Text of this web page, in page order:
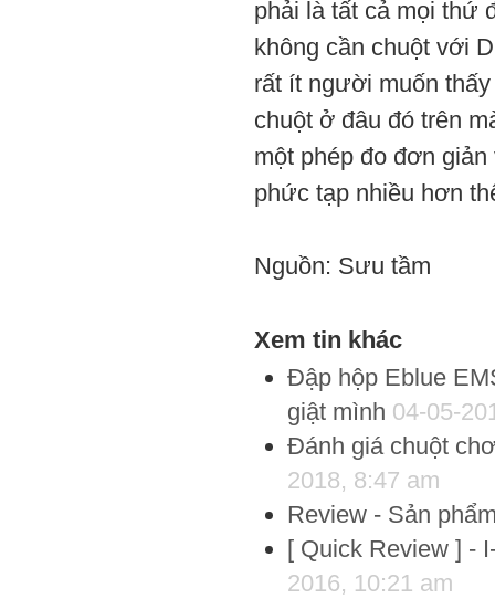
phải là tất cả mọi thứ
không cần chuột với
rất ít người muốn
chuột ở đâu đó trên
một phép đo đơn
phức tạp nhiều hơn
Nguồn: Sưu tầm
Xem tin khác
Đập hộp Eblue
giật mình 04-05-
Đánh giá chuột
2018, 8:47 am
Review - Sản
[ Quick Review ] -
2016, 10:21 am